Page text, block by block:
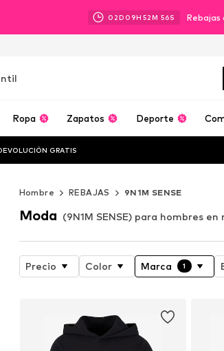
02D 09H 52M 53S Rebajas
Ropa Zapatos Deporte
GRATIS
Hombre REBAJAS 9N1M SENSE
Moda (9N1M SENSE) para hombres en
Precio Color Marca 1